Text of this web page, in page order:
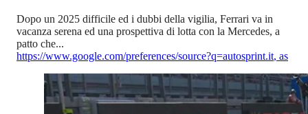
Dopo un 2025 difficile ed i dubbi della vigilia, Ferrari va in
vacanza serena ed una prospettiva di lotta con la Mercedes, a
patto che...
https://www.google.com/preferences/source?q=autosprint.it, as